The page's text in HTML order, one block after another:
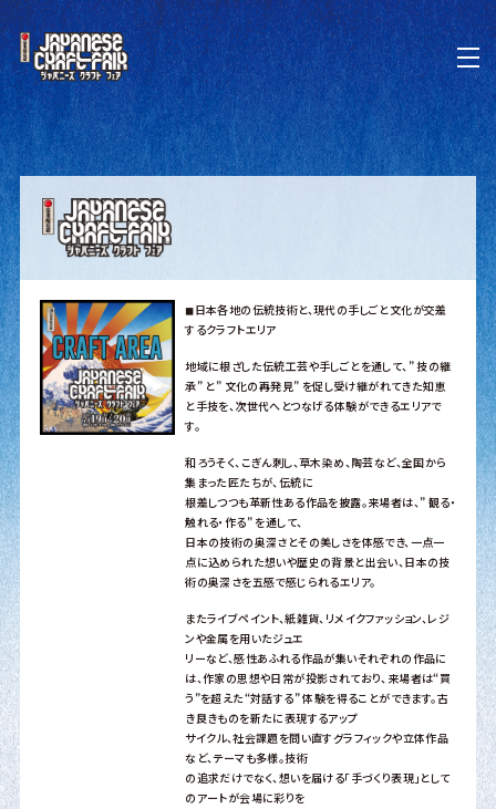
◼︎日本各地の伝統技術と、現代の手しごと文化が交差
するクラフトエリア
地域に根ざした伝統工芸や手しごとを通して、” 技の継
承” と” 文化の再発見” を促し受け継がれてきた知恵
と手技を、次世代へとつなげる体験ができるエリアで
す。
和ろうそく、こぎん刺し、草木染め、陶芸など、全国から
集まった匠たちが、伝統に
根差しつつも革新性ある作品を披露。来場者は、” 観る・
触れる・作る” を通して、
日本の技術の奥深さとその美しさを体感でき、一点一
点に込められた想いや歴史の背景と出会い、日本の技
術の奥深さを五感で感じられるエリア。
またライブペイント、紙雑貨、リメイクファッション、レジ
ンや金属を用いたジュエ
リーなど、感性あふれる作品が集いそれぞれの作品に
は、作家の思想や日常が投影されており、来場者は“買
う”を超えた“対話する” 体験を得ることができます。古
き良きものを新たに表現するアップ
サイクル、社会課題を問い直すグラフィックや立体作品
など、テーマも多様。技術
の追求だけでなく、想いを届ける「手づくり表現」として
のアートが会場に彩りを